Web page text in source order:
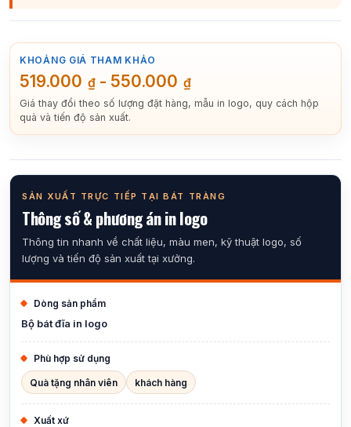
KHOẢNG GIÁ THAM KHẢO
519.000 ₫ - 550.000 ₫
Giá thay đổi theo số lượng đặt hàng, mẫu in logo, quy cách hộp
quà và tiến độ sản xuất.
SẢN XUẤT TRỰC TIẾP TẠI BÁT TRÀNG
Thông số & phương án in logo
Thông tin nhanh về chất liệu, màu men, kỹ thuật logo, số
lượng và tiến độ sản xuất tại xưởng.
Dòng sản phẩm
Bộ bát đĩa in logo
Phù hợp sử dụng
Quà tặng nhân viên khách hàng
Xuất xứ